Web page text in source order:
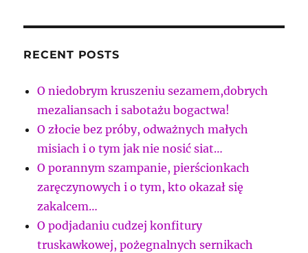
RECENT POSTS
O niedobrym kruszeniu sezamem,dobrych
mezaliansach i sabotażu bogactwa!
O złocie bez próby, odważnych małych
misiach i o tym jak nie nosić siat…
O porannym szampanie, pierścionkach
zaręczynowych i o tym, kto okazał się
zakalcem…
O podjadaniu cudzej konfitury
truskawkowej, pożegnalnych sernikach